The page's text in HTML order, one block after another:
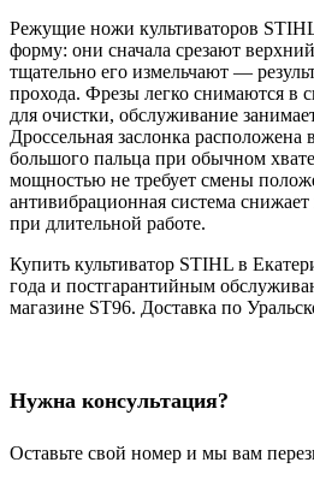
Режущие ножи культиваторов
форму: они сначала срезают
тщательно его измельчают —
прохода. Фрезы легко снимаются в
для очистки, обслуживание
Дроссельная заслонка расположена
большого пальца при обычном
мощностью не требует смены
антивибрационная система снижает
при длительной работе.
Купить культиватор STIHL в
года и постгарантийным
магазине ST96. Доставка по
Нужна консультация?
Оставьте свой номер и мы вам